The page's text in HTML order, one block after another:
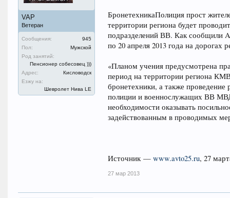
VAP
Ветеран
Сообщения:
945
Пол:
Мужской
Род занятий:
Пенсионер собесовец )))
Адрес:
Кисловодск
Езжу на:
Шевролет Нива LE
БронетехникаПолиция прост
территории региона будет
подразделений ВВ. Как сообщили
по 20 апреля 2013 года на дорогах
«Планом учения предусмотрена
период на территории региона
бронетехники, а также проведение
полиции и военнослужащих ВВ МВД
необходимости оказывать
задействованным в проводимых
Источник — www.avto25.ru, 27
27 мар 2013